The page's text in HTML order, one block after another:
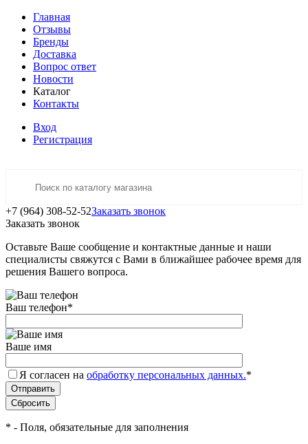
Главная
Отзывы
Бренды
Доставка
Вопрос ответ
Новости
Каталог
Контакты
Вход
Регистрация
+7 (964) 308-52-52Заказать звонок
Заказать звонок
Оставьте Ваше сообщение и контактные данные и наши
специалисты свяжутся с Вами в ближайшее рабочее время для
решения Вашего вопроса.
Ваш телефон*
Ваше имя
Я согласен на обработку персональных данных.*
* - Поля, обязательные для заполнения